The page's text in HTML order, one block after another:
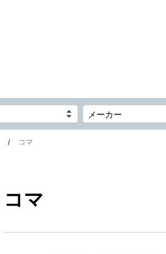
メーカー
コマ
コマ